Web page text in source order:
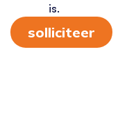
is.
solliciteer